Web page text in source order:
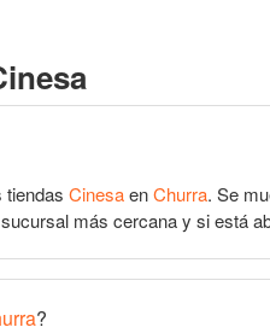
tiendas CinesaenChurra. Se
más cercana y si está
?